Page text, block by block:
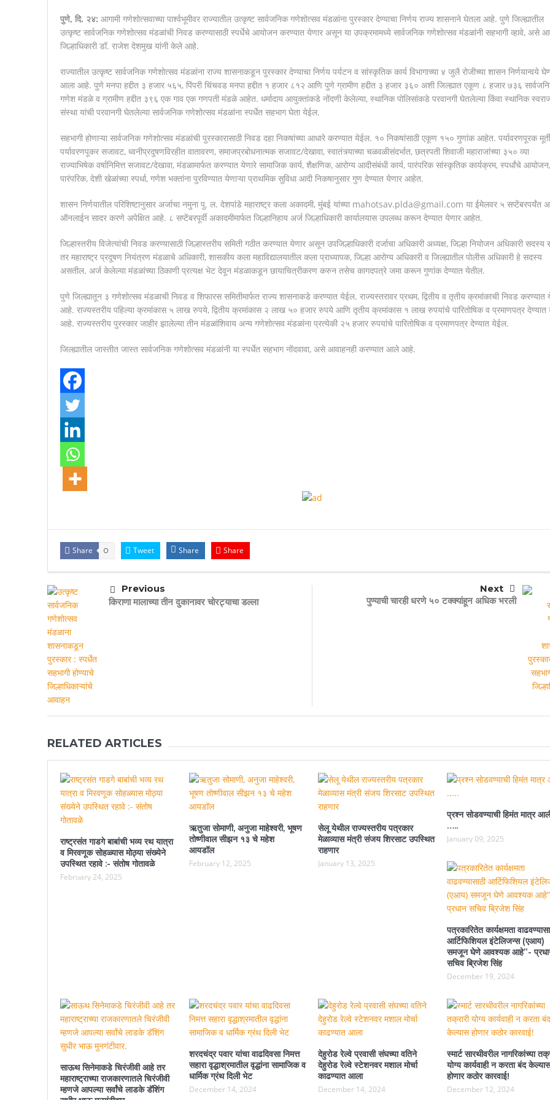
पुणे, दि. २४: आगामी गणेशोत्सवाच्या पार्श्वभूमीवर राज्यातील उत्कृष्ट सार्वजनिक गणेशोत्सव मंडळांना पुरस्कार देण्याचा निर्णय राज्य शासनाने घेतला आहे. पुणे जिल्ह्यातील
उत्कृष्ट सार्वजनिक गणेशोत्सव मंडळांची निवड करण्यासाठी स्पर्धेचे आयोजन करण्यात येणार असून या उपक्रमामध्ये सार्वजनिक गणेशोत्सव मंडळांनी सहभागी व्हावे, असे
जिल्हाधिकारी डॉ. राजेश देशमुख यांनी केले आहे.
राज्यातील उत्कृष्ट सार्वजनिक गणेशोत्सव मंडळांना राज्य शासनाकडून पुरस्कार देण्याचा निर्णय पर्यटन व सांस्कृतिक कार्य विभागाच्या ४ जुलै रोजीच्या शासन निर्णयान्वये
आला आहे. पुणे मनपा हद्दीत ३ हजार ५६५, पिंपरी चिंचवड मनपा हद्दीत १ हजार ८१२ आणि पुणे ग्रामीण हद्दीत ३ हजार ३६० अशी जिल्ह्यात एकूण ८ हजार ७३६
गणेश मंडळे व ग्रामीण हद्दीत ३९६ एक गाव एक गणपती मंडळे आहेत. धर्मादाय आयुक्तांकडे नोंदणी केलेल्या, स्थानिक पोलिसांकडे परवानगी घेतलेल्या किंवा स्थानिक
संस्था यांची परवानगी घेतलेल्या सार्वजनिक गणेशोत्सव मंडळांना स्पर्धेत सहभाग घेता येईल.
सहभागी होणाऱ्या सार्वजनिक गणेशोत्सव मंडळांची पुरस्कारासाठी निवड दहा निकषांच्या आधारे करण्यात येईल. १० निकषांसाठी एकूण १५० गुणांक आहेत. पर्यावरणपूरक
पर्यावरणपूकर सजावट, ध्वनीप्रदुषणविरहीत वातावरण, समाजप्रबोधनात्मक सजावट/देखावा, स्वातंत्र्याच्या चळवळीसंदर्भात, छत्रपती शिवाजी महाराजांच्या ३५० व्या
राज्याभिषेक वर्षानिमित्त सजावट/देखावा, मंडळामार्फत करण्यात येणारे सामाजिक कार्य, शैक्षणिक, आरोग्य आदीसंबंधी कार्य, पारंपरिक सांस्कृतिक कार्यक्रम, स्पर्धांचे आयोजन,
पारंपरिक, देशी खेळांच्या स्पर्धा, गणेश भक्तांना पुरविण्यात येणाऱ्या प्राथमिक सुविधा आदी निकषानुसार गुण देण्यात येणार आहेत.
शासन निर्णयातील परिशिष्टानुसार अर्जाचा नमुना पु. ल. देशपांडे महाराष्ट्र कला अकादमी, मुंबई यांच्या mahotsav.plda@gmail.com या ईमेलवर ५ सप्टेंबरपर्यंत
ऑनलाईन सादर करणे अपेक्षित आहे. ८ सप्टेंबरपूर्वी अकादमीमार्फत जिल्हानिहाय अर्ज जिल्हाधिकारी कार्यालयास उपलब्ध करून देण्यात येणार आहेत.
जिल्हास्तरीय विजेत्यांची निवड करण्यासाठी जिल्हास्तरीय समिती गठीत करण्यात येणार असून उपजिल्हाधिकारी दर्जाचा अधिकारी अध्यक्ष, जिल्हा नियोजन अधिकारी सदस्य
तर महाराष्ट्र प्रदूषण नियंत्रण मंडळाचे अधिकारी, शासकीय कला महाविद्यालयातील कला प्राध्यापक, जिल्हा आरोग्य अधिकारी व जिल्ह्यातील पोलीस अधिकारी हे सदस्य
असतील. अर्ज केलेल्या मंडळांच्या ठिकाणी प्रत्यक्ष भेट देवून मंडळाकडून छायाचित्रीकरण करुन तसेच कागदपत्रे जमा करून गुणांक देण्यात येतील.
पुणे जिल्ह्यातून ३ गणेशोत्सव मंडळाची निवड व शिफारस समितीमार्फत राज्य शासनाकडे करण्यात येईल. राज्यस्तरावर प्रथम, द्वितीय व तृतीय क्रमांकाची निवड करण्यात
आहे. राज्यस्तरीय पहिल्या क्रमांकास ५ लाख रुपये, द्वितीय क्रमांकास २ लाख ५० हजार रुपये आणि तृतीय क्रमांकास १ लाख रुपयांचे पारितोषिक व प्रमाणपत्र देण्यात
आहे. राज्यस्तरीय पुरस्कार जाहीर झालेल्या तीन मंडळांशिवाय अन्य गणेशोत्सव मंडळांना प्रत्येकी २५ हजार रुपयांचे पारितोषिक व प्रमाणपत्र देण्यात येईल.
जिल्ह्यातील जास्तीत जास्त सार्वजनिक गणेशोत्सव मंडळांनी या स्पर्धेत सहभाग नोंदवावा, असे आवाहनही करण्यात आले आहे.
Share 0 Tweet Share Share
Previous
किराणा मालाच्या तीन दुकानावर चोरट्याचा डल्ला
Next
पुण्याची चारही धरणे ५० टक्क्यांहून अधिक भरली
RELATED ARTICLES
राष्ट्रसंत गाडगे बाबांची भव्य रथ यात्रा
व मिरवणूक सोहळ्यास मोठ्या संख्येने
उपस्थित रहावे :- संतोष गोतावळे
February 24, 2025
ऋतुजा सोमाणी, अनुजा माहेश्वरी, भूषण
तोष्णीवाल सीझन १३ चे महेश
आयडॉल
February 12, 2025
सेलू येथील राज्यस्तरीय पत्रकार
मेळाव्यास मंत्री संजय शिरसाट उपस्थित
राहणार
January 13, 2025
प्रश्न सोडवण्याची हिमंत मात्र
…..
January 09, 2025
पत्रकारितेत कार्यक्षमता
आर्टिफिशियल इंटेलिजन्स (एआय)
समजून घेणे आवश्यक आहे”-
सचिव ब्रिजेश सिंह
December 19, 2024
साऊथ सिनेमाकडे चिरंजीवी आहे तर
महाराष्ट्राच्या राजकारणातले चिरंजीवी
म्हणजे आपल्या सर्वांचे लाडके डॅशिंग
शरदचंद्र पवार यांचा वाढदिवसा निमत्त
सहारा वृद्धाश्रमातील वृद्धांना सामाजिक व
धार्मिक ग्रंथ दिली भेट
December 14, 2024
देहुरोड रेल्वे प्रवासी संघच्या वतिने
देहुरोड रेल्वे स्टेशनवर मशाल मोर्चा
काढण्यात आला
December 14, 2024
स्मार्ट सारथीवरील नागरिकांच्या
योग्य कार्यवाही न करता बंद केल्यास
होणार कठोर कारवाई!
December 12, 2024